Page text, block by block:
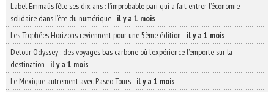
Label Emmaüs fête ses dix ans : l’improbable pari qui a fait entrer l’économie
solidaire dans l’ère du numérique-il y a 1 mois
Les Trophées Horizons reviennent pour une 5ème édition -il y a 1 mois
Detour Odyssey : des voyages bas carbone où l’expérience l’emporte sur la
destination -il y a 1 mois
Le Mexique autrement avec Paseo Tours-il y a 1 mois